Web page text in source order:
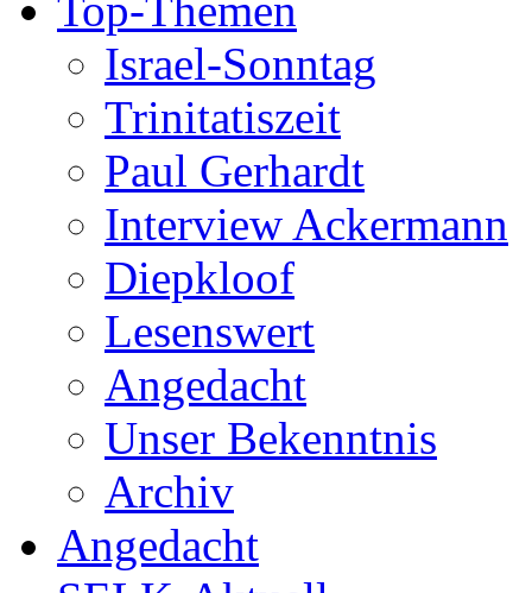
Israel-Sonntag
Trinitatiszeit
Paul Gerhardt
Interview Ackermann
Diepkloof
Lesenswert
Angedacht
Unser Bekenntnis
Archiv
Angedacht